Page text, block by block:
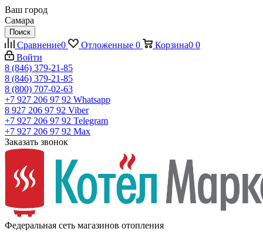
Ваш город
Самара
Поиск
Сравнение0 Отложенные 0 Корзина0 0
Войти
8 (846) 379-21-85
8 (846) 379-21-85
8 (800) 707-02-63
+7 927 206 97 92 Whatsapp
8 927 206 97 92 Viber
+7 927 206 97 92 Telegram
+7 927 206 97 92 Max
Заказать звонок
Федеральная сеть магазинов отопления